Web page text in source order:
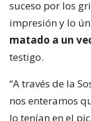
suceso por los
impresión y lo
matado a un
testigo.
“A través de la
nos enteramos
lo tenían en el